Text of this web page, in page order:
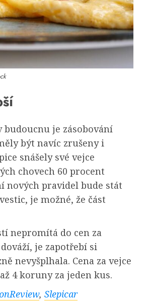
budoucnu je zásobování
být navíc zrušeny i
snášely své vejce
chovech 60 procent
nových pravidel bude stát
je možné, že část
nepromítá do cen za
je zapotřebí si
nevyšplhala. Cena za vejce
4 koruny za jeden kus.
, Slepicar